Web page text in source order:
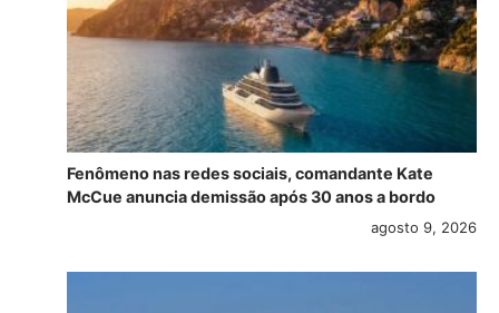
Fenômeno nas redes sociais, comandante Kate
McCue anuncia demissão após 30 anos a bordo
agosto 9, 2026